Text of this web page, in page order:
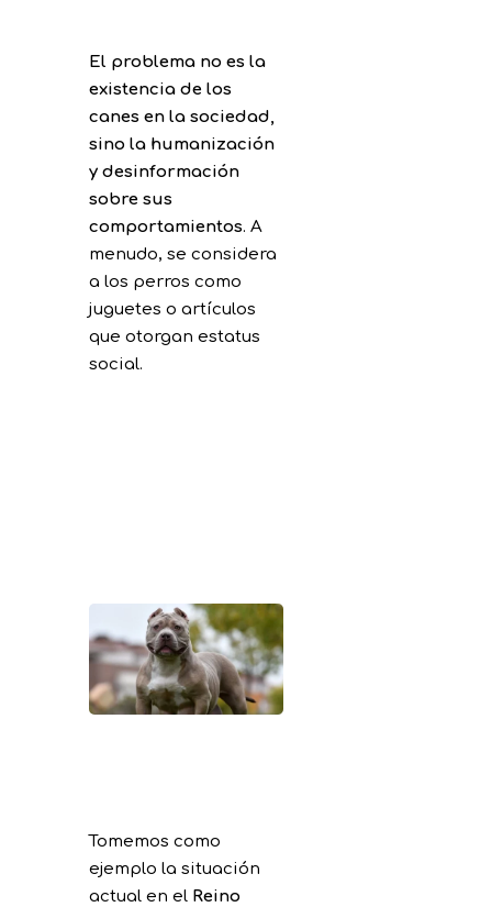
El problema no es la
existencia de los
canes en la sociedad,
sino la humanización
y desinformación
sobre sus
comportamientos. A
menudo, se considera
a los perros como
juguetes o artículos
que otorgan estatus
social.
Tomemos como
ejemplo la situación
actual en el Reino